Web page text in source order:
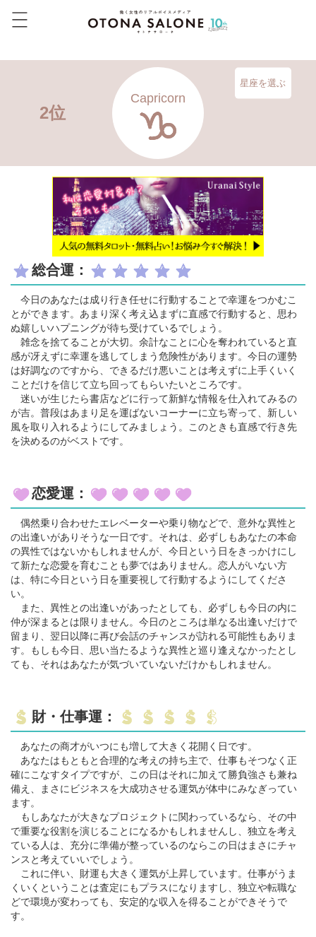
2位
Capricorn
星座を選ぶ
総合運：
今日のあなたは成り行き任せに行動することで幸運をつかむこ
とができます。あまり深く考え込まずに直感で行動すると、思わ
ぬ嬉しいハプニングが待ち受けているでしょう。
雑念を捨てることが大切。余計なことに心を奪われていると直
感が冴えずに幸運を逃してしまう危険性があります。今日の運勢
は好調なのですから、できるだけ悪いことは考えずに上手くいく
ことだけを信じて立ち回ってもらいたいところです。
迷いが生じたら書店などに行って新鮮な情報を仕入れてみるの
が吉。普段はあまり足を運ばないコーナーに立ち寄って、新しい
風を取り入れるようにしてみましょう。このときも直感で行き先
を決めるのがベストです。
恋愛運：
偶然乗り合わせたエレベーターや乗り物などで、意外な異性と
の出逢いがありそうな一日です。それは、必ずしもあなたの本命
の異性ではないかもしれませんが、今日という日をきっかけにし
て新たな恋愛を育むことも夢ではありません。恋人がいない方
は、特に今日という日を重要視して行動するようにしてくださ
い。
また、異性との出逢いがあったとしても、必ずしも今日の内に
仲が深まるとは限りません。今日のところは単なる出逢いだけで
留まり、翌日以降に再び会話のチャンスが訪れる可能性もありま
す。もしも今日、思い当たるような異性と巡り逢えなかったとし
ても、それはあなたが気づいていないだけかもしれません。
財・仕事運：
あなたの商才がいつにも増して大きく花開く日です。
あなたはもともと合理的な考えの持ち主で、仕事もそつなく正
確にこなすタイプですが、この日はそれに加えて勝負強さも兼ね
備え、まさにビジネスを大成功させる運気が体中にみなぎってい
ます。
もしあなたが大きなプロジェクトに関わっているなら、その中
で重要な役割を演じることになるかもしれませんし、独立を考え
ている人は、充分に準備が整っているのならこの日はまさにチャ
ンスと考えていいでしょう。
これに伴い、財運も大きく運気が上昇しています。仕事がうま
くいくということは査定にもプラスになりますし、独立や転職な
どで環境が変わっても、安定的な収入を得ることができそうで
す。